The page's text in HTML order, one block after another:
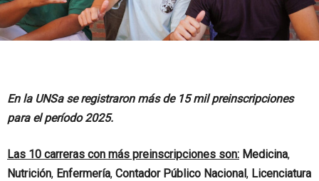
En la UNSa se registraron más de 15 mil preinscripciones
para el período 2025.
Las 10 carreras con más preinscripciones son: Medicina,
Nutrición, Enfermería, Contador Público Nacional, Licenciatura